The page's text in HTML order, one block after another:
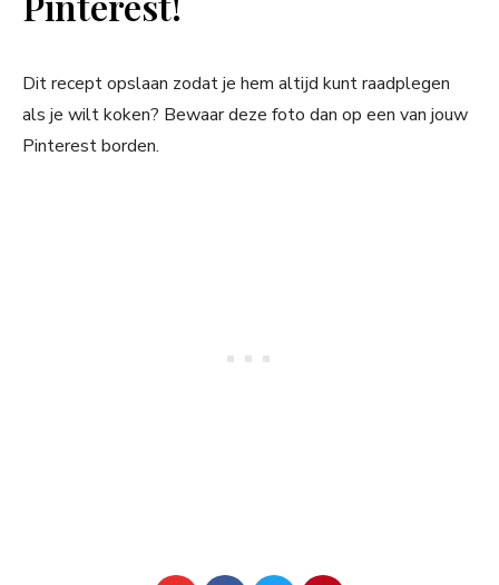
Dit recept opslaan zodat je hem altijd kunt raadplegen
als je wilt koken? Bewaar deze foto dan op een van jouw
Pinterest borden.